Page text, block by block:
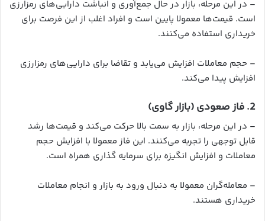
– در این مرحله، بازار در حال جمع‌آوری و انباشت دارایی‌های رمزارزی
است. قیمت‌ها معمولا پایین است و افراد اغلب از این فرصت برای
خریداری استفاده می‌کنند.
– حجم معاملات افزایش می‌یابد و تقاضا برای دارایی‌های رمزارزی
افزایش پیدا می‌کند.
2. فاز صعودی (بازار گاوی)
– در این مرحله، بازار به سمت بالا حرکت می‌کند و قیمت‌ها رشد
قابل توجهی را تجربه می‌کنند. این فاز معمولا با افزایش حجم
معاملات و افزایش انگیزه برای سرمایه گذاری همراه است.
– معامله‌گران معمولا به دنبال ورود به بازار و انجام معاملات
خریداری هستند.